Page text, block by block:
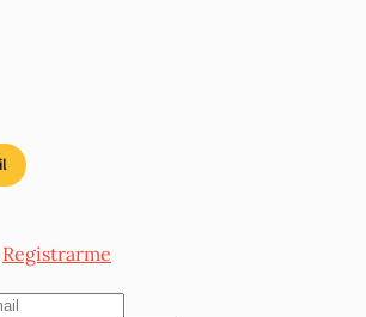
Registrarme